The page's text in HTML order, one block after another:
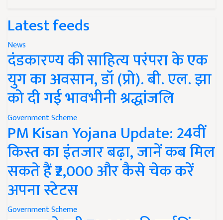
Latest feeds
News
दंडकारण्य की साहित्य परंपरा के एक
युग का अवसान, डॉ (प्रो). बी. एल. झा
को दी गई भावभीनी श्रद्धांजलि
Government Scheme
PM Kisan Yojana Update: 24वीं
किस्त का इंतजार बढ़ा, जानें कब मिल
सकते हैं ₹2,000 और कैसे चेक करें
अपना स्टेटस
Government Scheme